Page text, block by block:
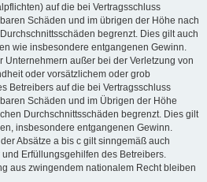
auf die bei Vertragsschluss
Schäden und im übrigen der Höhe nach
begrenzt. Dies gilt auch
wie insbesondere entgangenen Gewinn.
Unternehmern außer bei der Verletzung von
oder vorsätzlichem oder grob
Betreibers auf die bei Vertragsschluss
Schäden und im Übrigen der Höhe
Durchschnittsschäden begrenzt. Dies gilt
insbesondere entgangenen Gewinn.
Absätze a bis c gilt sinngemäß auch
Erfüllungsgehilfen des Betreibers.
aus zwingendem nationalem Recht bleiben